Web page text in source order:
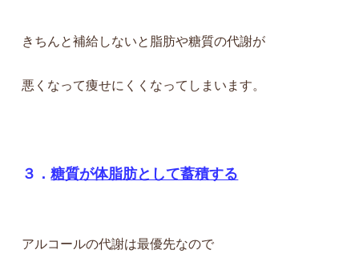
きちんと補給しないと脂肪や糖質の代謝が
悪くなって痩せにくくなってしまいます。
３．糖質が体脂肪として蓄積する
アルコールの代謝は最優先なので